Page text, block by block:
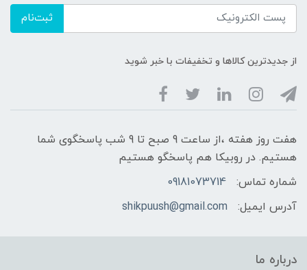
ثبت‌نام
از جدیدترین کالاها و تخفیفات با خبر شوید
هفت روز هفته ،از ساعت 9 صبح تا 9 شب پاسخگوی شما
هستیم. در روبیکا هم پاسخگو هستیم
شماره تماس:
09181073714
آدرس ایمیل:
shikpuush@gmail.com
درباره ما